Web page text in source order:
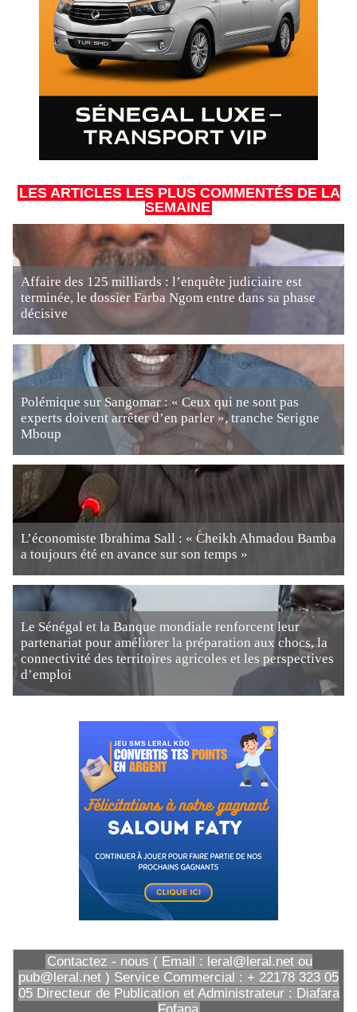
LES ARTICLES LES PLUS COMMENTÉS DE LA
SEMAINE
Affaire des 125 milliards : l’enquête judiciaire est
terminée, le dossier Farba Ngom entre dans sa phase
décisive
Polémique sur Sangomar : « Ceux qui ne sont pas
experts doivent arrêter d’en parler », tranche Serigne
Mboup
L’économiste Ibrahima Sall : « Cheikh Ahmadou Bamba
a toujours été en avance sur son temps »
Le Sénégal et la Banque mondiale renforcent leur
partenariat pour améliorer la préparation aux chocs, la
connectivité des territoires agricoles et les perspectives
d’emploi
Contactez - nous ( Email : leral@leral.net ou
pub@leral.net ) Service Commercial : + 22178 323 05
05 Directeur de Publication et Administrateur : Diafara